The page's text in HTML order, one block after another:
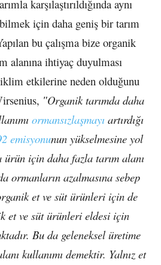
karşılaştırıldığında aynı
için daha geniş bir tarım
bu çalışma bize organik
alanına ihtiyaç duyulması
etkilerine neden olduğunu
ʺOrganik tarımda daha
ormansızlaşmayı artırdığı
emisyonunun yükselmesine yol
ürün için daha fazla tarım alanı
ormanların azalmasına sebep
et ve süt ürünleri için de
et ve süt ürünleri eldesi için
Bu da geleneksel üretime
kullanımı demektir. Yalnız et